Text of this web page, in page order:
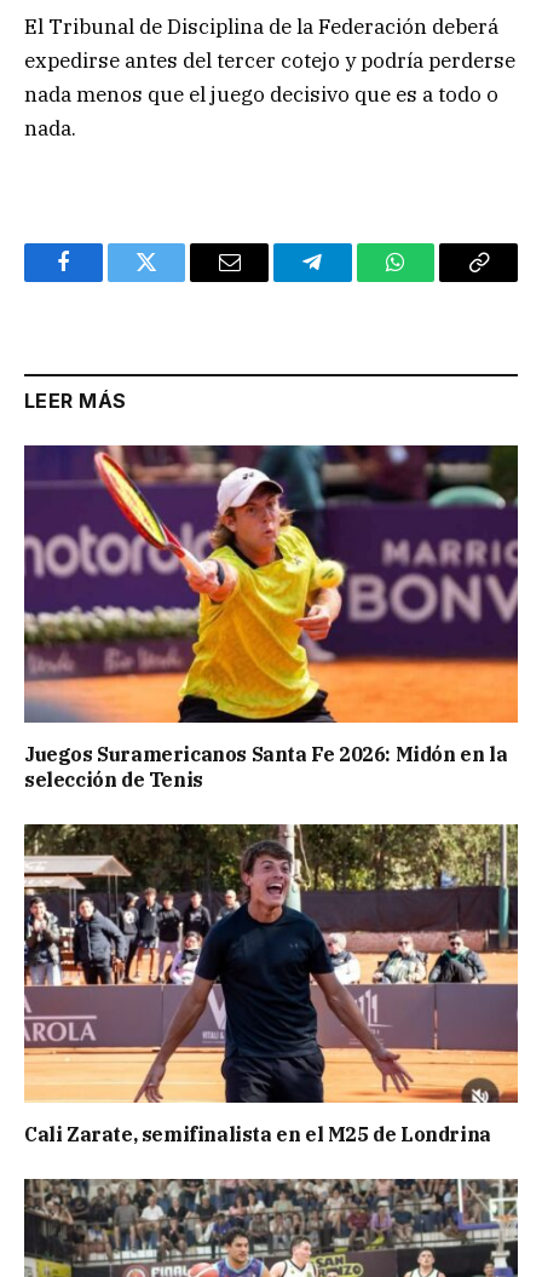
El Tribunal de Disciplina de la Federación deberá
expedirse antes del tercer cotejo y podría perderse
nada menos que el juego decisivo que es a todo o
nada.
FacebookTwitter Email TelegramWhatsAppCopy
LEER MÁS
Juegos Suramericanos Santa Fe 2026: Midón en la
selección de Tenis
Cali Zarate, semifinalista en el M25 de Londrina